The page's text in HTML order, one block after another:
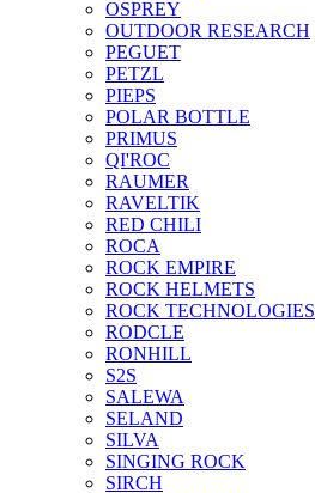
OSPREY
OUTDOOR RESEARCH
PEGUET
PETZL
PIEPS
POLAR BOTTLE
PRIMUS
QI'ROC
RAUMER
RAVELTIK
RED CHILI
ROCA
ROCK EMPIRE
ROCK HELMETS
ROCK TECHNOLOGIES
RODCLE
RONHILL
S2S
SALEWA
SELAND
SILVA
SINGING ROCK
SIRCH